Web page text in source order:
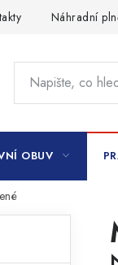
Náhradní
OBUV